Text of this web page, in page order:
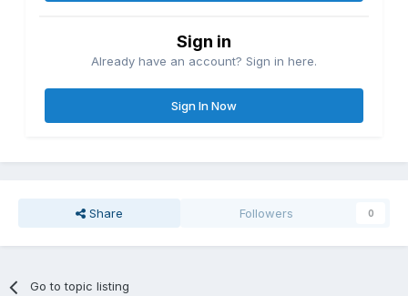
Sign in
Already have an account? Sign in here.
Sign In Now
Share Followers 0
Go to topic listing